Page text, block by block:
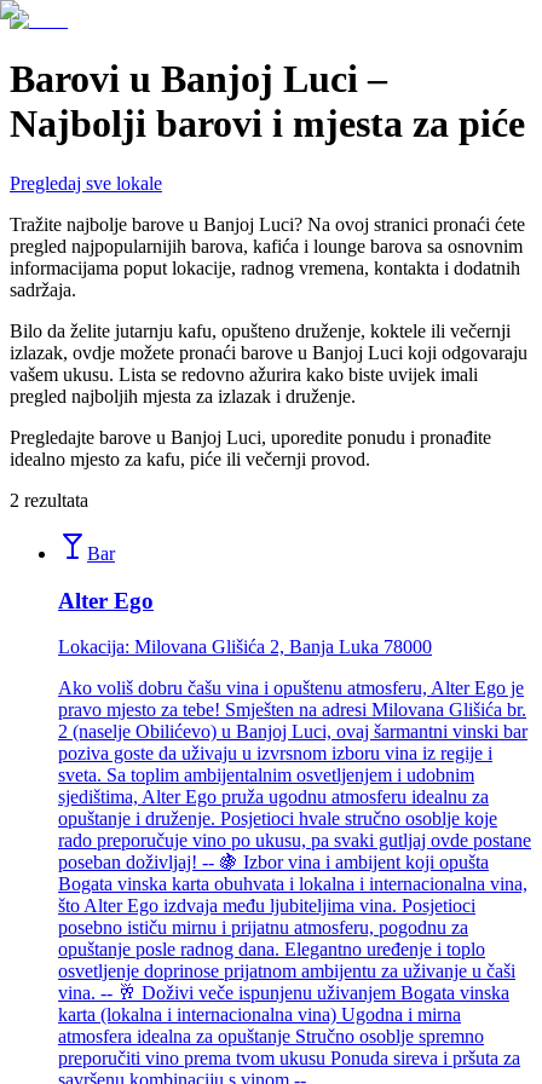
Barovi u Banjoj Luci –
Najbolji barovi i mjesta za piće
Pregledaj sve lokale
Tražite najbolje barove u Banjoj Luci? Na ovoj stranici pronaći ćete
pregled najpopularnijih barova, kafića i lounge barova sa osnovnim
informacijama poput lokacije, radnog vremena, kontakta i dodatnih
sadržaja.
Bilo da želite jutarnju kafu, opušteno druženje, koktele ili večernji
izlazak, ovdje možete pronaći barove u Banjoj Luci koji odgovaraju
vašem ukusu. Lista se redovno ažurira kako biste uvijek imali
pregled najboljih mjesta za izlazak i druženje.
Pregledajte barove u Banjoj Luci, uporedite ponudu i pronađite
idealno mjesto za kafu, piće ili večernji provod.
2 rezultata
Bar
Alter Ego
Lokacija: Milovana Glišića 2, Banja Luka 78000
Ako voliš dobru čašu vina i opuštenu atmosferu, Alter Ego je
pravo mjesto za tebe! Smješten na adresi Milovana Glišića br.
2 (naselje Obilićevo) u Banjoj Luci, ovaj šarmantni vinski bar
poziva goste da uživaju u izvrsnom izboru vina iz regije i
sveta. Sa toplim ambijentalnim osvetljenjem i udobnim
sjedištima, Alter Ego pruža ugodnu atmosferu idealnu za
opuštanje i druženje. Posjetioci hvale stručno osoblje koje
rado preporučuje vino po ukusu, pa svaki gutljaj ovde postane
poseban doživljaj! -- 🍇 Izbor vina i ambijent koji opušta
Bogata vinska karta obuhvata i lokalna i internacionalna vina,
što Alter Ego izdvaja među ljubiteljima vina. Posjetioci
posebno ističu mirnu i prijatnu atmosferu, pogodnu za
opuštanje posle radnog dana. Elegantno uređenje i toplo
osvetljenje doprinose prijatnom ambijentu za uživanje u čaši
vina. -- 🥂 Doživi veče ispunjenu uživanjem Bogata vinska
karta (lokalna i internacionalna vina) Ugodna i mirna
atmosfera idealna za opuštanje Stručno osoblje spremno
preporučiti vino prema tvom ukusu Ponuda sireva i pršuta za